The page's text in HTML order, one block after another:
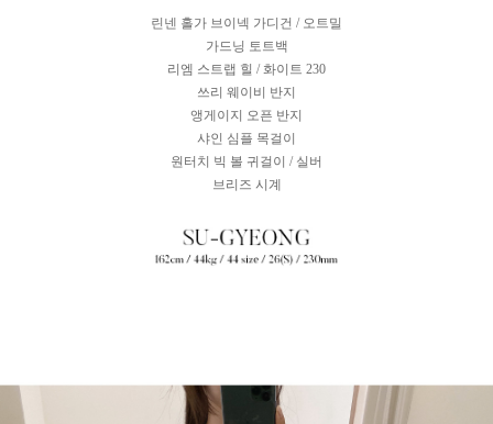
린넨 홀가 브이넥 가디건 / 오트밀
가드닝 토트백
리엠 스트랩 힐 / 화이트 230
쓰리 웨이비 반지
앵게이지 오픈 반지
샤인 심플 목걸이
원터치 빅 볼 귀걸이 / 실버
브리즈 시계